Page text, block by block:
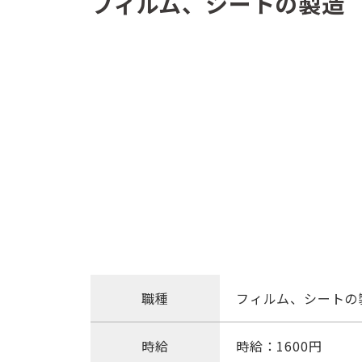
職種 フィルム、シート
時給 時給：1600円